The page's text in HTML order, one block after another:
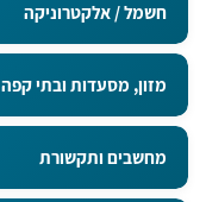
חשמל / אלקטרוניקה
מזון, מסעדות ובתי קפה
מחשבים ותקשורת